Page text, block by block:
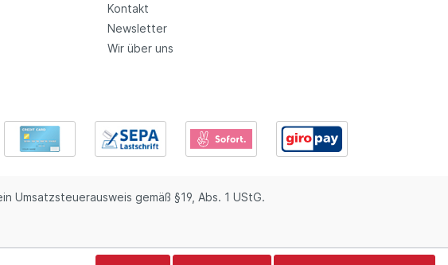
Kontakt
Newsletter
Wir über uns
Umsatzsteuerausweis gemäß §19, Abs. 1 UStG.